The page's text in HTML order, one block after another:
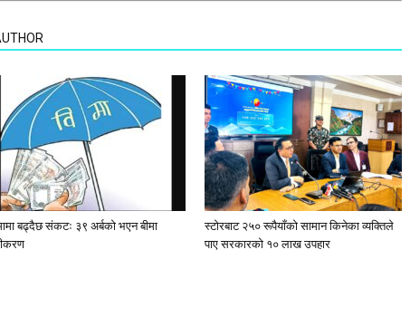
बढ्दैछ संकटः ३९ अर्बको भएन बीमा
स्टाेरबाट २५० रूपैयाँको सामान किनेका व्यक्तिले
पाए सरकारको १० लाख उपहार